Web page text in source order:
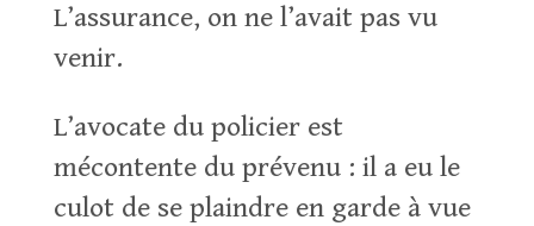
L’assurance, on ne l’avait pas vu
venir.
L’avocate du policier est
mécontente du prévenu : il a eu le
culot de se plaindre en garde à vue